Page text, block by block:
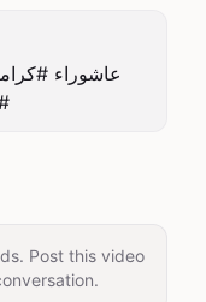
Post this video